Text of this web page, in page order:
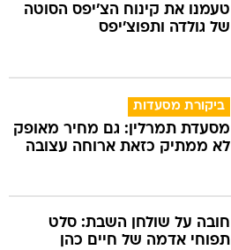
טעמנו את קינוח הצ'יפס הסוטה
של גולדה ותפוצ'יפס
ביקורת מסעדות
מסעדת תמרלין: גם מחיר מאופק
לא ממתיק כזאת ארוחה עצובה
חובה על שולחן השבת: סלט
תפוחי אדמה של חיים כהן